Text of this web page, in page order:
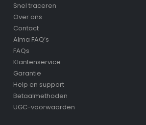
Snel traceren
Over ons
Contact
Alma FAQ’s
FAQs
Klantenservice
Garantie
Help en support
Betaalmethoden
UGC-voorwaarden